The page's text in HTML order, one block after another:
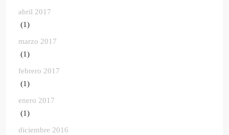
abril 2017
(1)
marzo 2017
(1)
febrero 2017
(1)
enero 2017
(1)
diciembre 2016